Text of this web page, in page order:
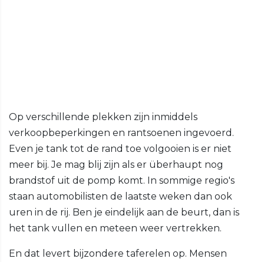
Op verschillende plekken zijn inmiddels
verkoopbeperkingen en rantsoenen ingevoerd.
Even je tank tot de rand toe volgooien is er niet
meer bij. Je mag blij zijn als er überhaupt nog
brandstof uit de pomp komt. In sommige regio's
staan automobilisten de laatste weken dan ook
uren in de rij. Ben je eindelijk aan de beurt, dan is
het tank vullen en meteen weer vertrekken.
En dat levert bijzondere taferelen op. Mensen